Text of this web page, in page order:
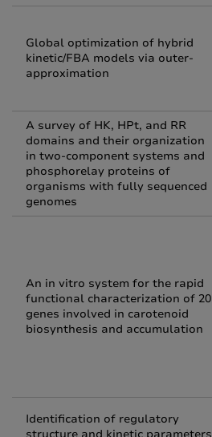
Global optimization of hybrid
kinetic/FBA models via outer-
approximation
A survey of HK, HPt, and RR
domains and their organization
in two-component systems and
phosphorelay proteins of
organisms with fully sequenced
genomes
An in vitro system for the rapid
functional characterization of 20
genes involved in carotenoid
biosynthesis and accumulation
Identification of regulatory